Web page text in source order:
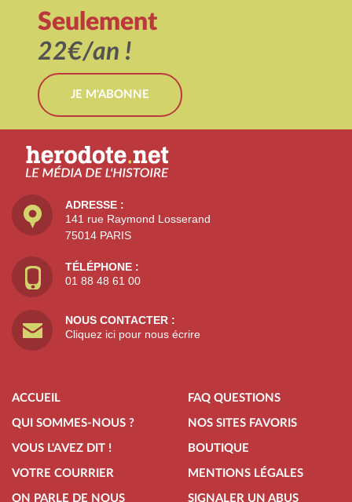
Seulement
22€/an !
JE M'ABONNE
ADRESSE :
141 rue Raymond Losserand
75014 PARIS
TÉLÉPHONE :
01 88 48 61 00
NOUS CONTACTER :
Cliquez ici pour nous écrire
ACCUEIL
QUI SOMMES-NOUS ?
VOUS L'AVEZ DIT !
VOTRE COURRIER
ON PARLE DE NOUS
FAQ QUESTIONS
NOS SITES FAVORIS
BOUTIQUE
MENTIONS LÉGALES
SIGNALER UN ABUS